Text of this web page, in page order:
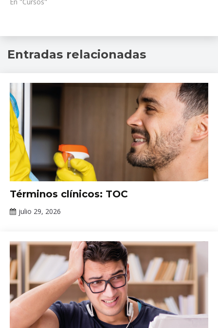
familia,
Salud
Mental
Entradas relacionadas
Tópicos
de
salud
Términos clínicos: TOC
julio 29, 2026